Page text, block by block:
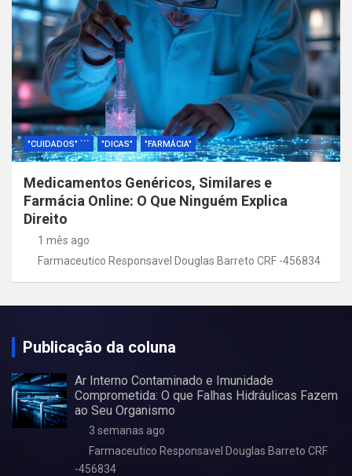
"CUIDADOS" ``` "DICAS" "FARMÁCIA"
Medicamentos Genéricos, Similares e
Farmácia Online: O Que Ninguém Explica
Direito
1 mês ago
Farmaceutico Responsavel Douglas Barreto CRF -456834
Publicação da coluna
Ar Interno Contaminado e Imunidade
Comprometida: O que Falhas Hidráulicas Fazem
ao Seu Organismo
3 semanas ago
Farmaceutico Responsavel Douglas Barreto CRF
-456834